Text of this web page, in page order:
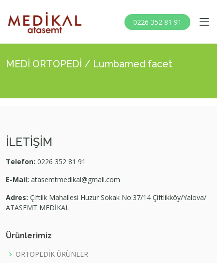
0226 352 81 91
MEDİ ORTOPEDİ / Lumbamed facet
İLETİŞİM
Telefon: 0226 352 81 91
E-Mail: atasemtmedikal@gmail.com
Adres: Çiftlik Mahallesi Huzur Sokak No:37/14 Çiftlikköy/Yalova/
ATASEMT MEDİKAL
Ürünlerimiz
ORTOPEDİK ÜRÜNLER